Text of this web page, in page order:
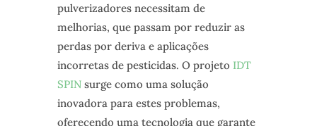
pulverizadores necessitam de
melhorias, que passam por reduzir as
perdas por deriva e aplicações
incorretas de pesticidas. O projeto IDT
SPINsurge como uma solução
inovadora para estes problemas,
oferecendo uma tecnologia que garante